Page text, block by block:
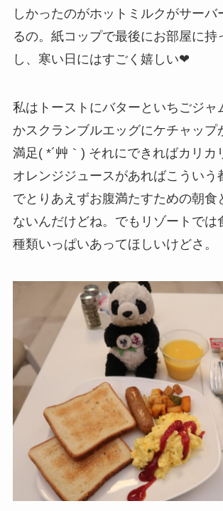
しかったのがホットミルクがサーバ
るの。紙コップで最後にお部屋に持
し、寒い日にはすごく嬉しい❤
私はトーストにバターといちごジャ
かスクランブルエッグにケチャップ
満足( *´艸｀) それにできればカリカ
オレンジジュースがあればこういう
でとりあえずお腹満たすための朝食
ないんだけどね。でもリゾートでは
種類いっぱいあってほしいけどさ。